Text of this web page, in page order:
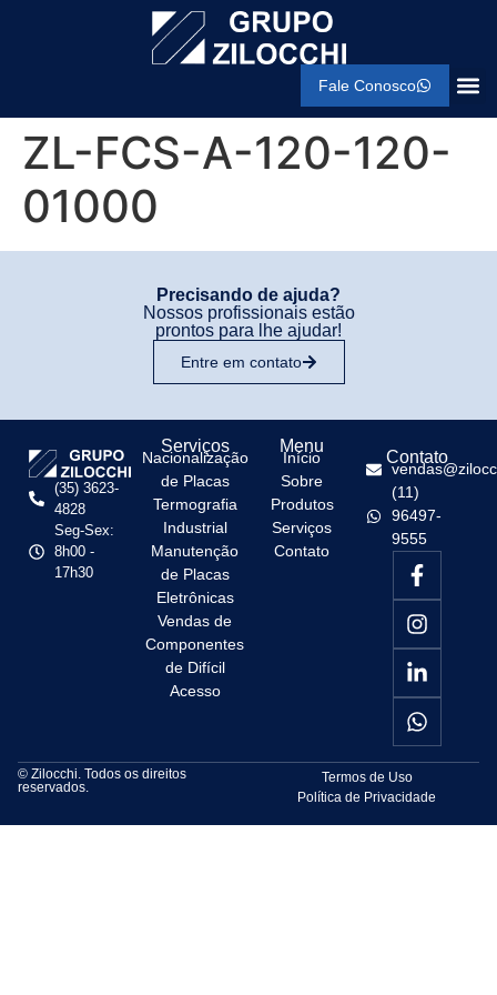
Fale Conosco
ZL-FCS-A-120-120-
01000
Precisando de ajuda?
Nossos profissionais estão
prontos para lhe ajudar!
Entre em contato
(35) 3623-
4828
Seg-Sex:
8h00 -
17h30
Serviços
Nacionalização
de Placas
Termografia
Industrial
Manutenção
de Placas
Eletrônicas
Vendas de
Componentes
de Difícil
Acesso
Menu
Início
Sobre
Produtos
Serviços
Contato
Contato
(11)
96497-
9555
© Zilocchi. Todos os direitos
reservados.
Termos de Uso
Política de Privacidade